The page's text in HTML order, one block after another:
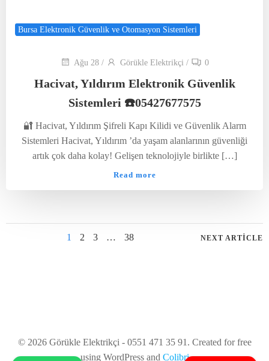
Bursa Elektronik Güvenlik ve Otomasyon Sistemleri
Ağu 28 / Görükle Elektrikçi / 0
Hacivat, Yıldırım Elektronik Güvenlik
Sistemleri ☎️05427677575
🔐 Hacivat, Yıldırım Şifreli Kapı Kilidi ve Güvenlik Alarm
Sistemleri Hacivat, Yıldırım ’da yaşam alanlarının güvenliği
artık çok daha kolay! Gelişen teknolojiyle birlikte […]
Read more
Page
1 Page
2 Page
3 … Page
38
Posts
NEXT ARTICLE
© 2026 Görükle Elektrikçi - 0551 471 35 91. Created for free
using WordPress and Colibri